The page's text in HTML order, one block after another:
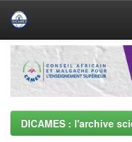
Skip
navigation
DICAMES : l'archive